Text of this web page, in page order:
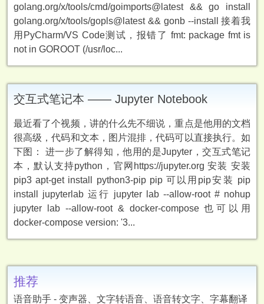
golang.org/x/tools/cmd/goimports@latest && go install
golang.org/x/tools/gopls@latest && gonb --install 接着我
用PyCharm/VS Code测试，报错了 fmt: package fmt is
not in GOROOT (/usr/loc...
交互式笔记本 —— Jupyter Notebook
最近看了个视频，讲的什么先不细说，重点是他用的文档
很高级，代码和文本，图片混排，代码可以直接执行。如
下图： 进一步了解得知，他用的是Jupyter，交互式笔记
本，默认支持python，官网https://jupyter.org 安装 安装
pip3 apt-get install python3-pip pip 可以用pip安装 pip
install jupyterlab 运行 jupyter lab --allow-root # nohup
jupyter lab --allow-root & docker-compose 也可以用
docker-compose version: '3...
推荐
语音助手 - 变声器、文字转语音、语音转文字、字幕翻译